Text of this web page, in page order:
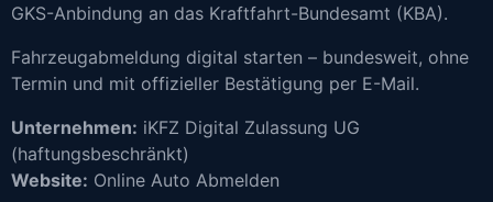
GKS-Anbindung an das Kraftfahrt-Bundesamt (KBA).
Fahrzeugabmeldung digital starten – bundesweit, ohne
Termin und mit offizieller Bestätigung per E-Mail.
Unternehmen: iKFZ Digital Zulassung UG
(haftungsbeschränkt)
Website: Online Auto Abmelden